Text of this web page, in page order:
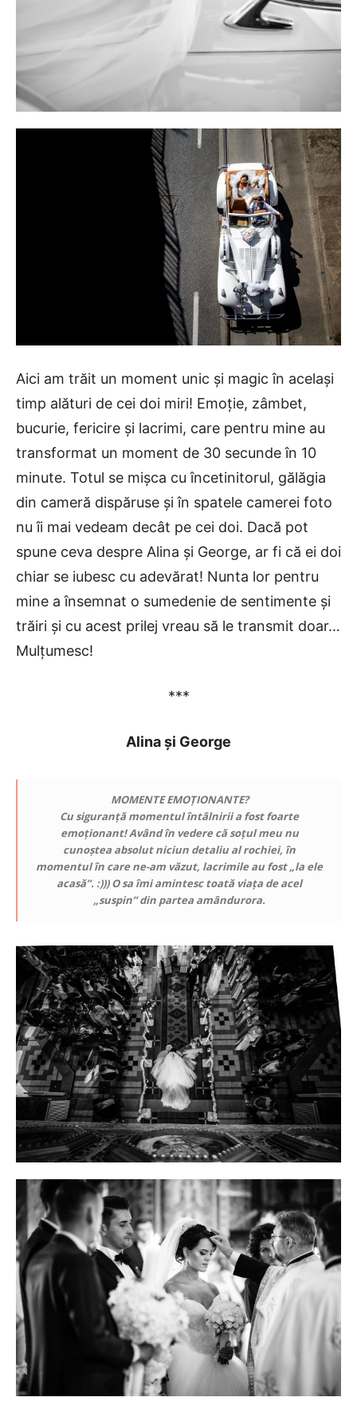
Aici am trăit un moment unic și magic în același
timp alături de cei doi miri! Emoție, zâmbet,
bucurie, fericire și lacrimi, care pentru mine au
transformat un moment de 30 secunde în 10
minute. Totul se mișca cu încetinitorul, gălăgia
din cameră dispăruse și în spatele camerei foto
nu îi mai vedeam decât pe cei doi. Dacă pot
spune ceva despre Alina și George, ar fi că ei doi
chiar se iubesc cu adevărat! Nunta lor pentru
mine a însemnat o sumedenie de sentimente și
trăiri și cu acest prilej vreau să le transmit doar…
Mulțumesc!
***
Alina și George
MOMENTE EMOȚIONANTE?
Cu siguranță momentul întâlnirii a fost foarte
emoționant! Având în vedere că soțul meu nu
cunoștea absolut niciun detaliu al rochiei, în
momentul în care ne-am văzut, lacrimile au fost „la ele
acasă”. :))) O sa îmi amintesc toată viața de acel
„suspin” din partea amândurora.